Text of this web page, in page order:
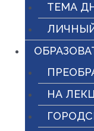
ТЕМА
НА